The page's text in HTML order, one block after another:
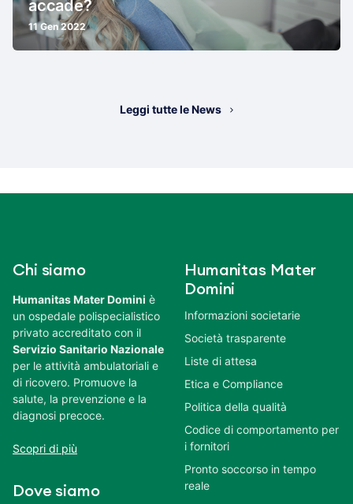
accade?
11 Gen 2022
Leggi tutte le News
Chi siamo
Humanitas Mater Domini è
un ospedale polispecialistico
privato accreditato con il
Servizio Sanitario Nazionale
per le attività ambulatoriali e
di ricovero. Promuove la
salute, la prevenzione e la
diagnosi precoce.
Scopri di più
Dove siamo
Humanitas Mater
Domini
Informazioni societarie
Società trasparente
Liste di attesa
Etica e Compliance
Politica della qualità
Codice di comportamento per
i fornitori
Pronto soccorso in tempo
reale